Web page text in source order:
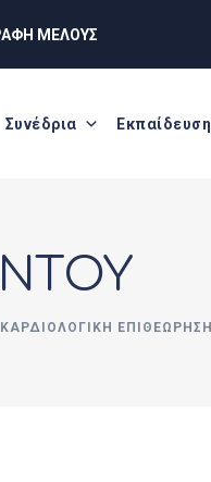
ΜΕΛΟΥΣ
Συνέδρια Εκπαίδευση
ΕΠΙΘΕΩΡΗΣΗ